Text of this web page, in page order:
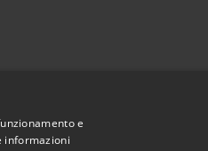
e
informazioni